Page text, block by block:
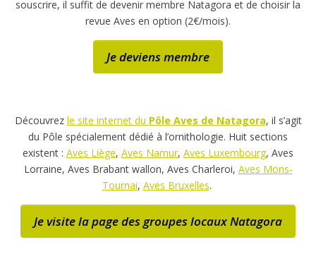
souscrire, il suffit de devenir membre Natagora et de choisir la
revue Aves en option (2€/mois).
Je deviens membre
Découvrez le site internet du Pôle Aves de Natagora, il s’agit
du Pôle spécialement dédié à l’ornithologie. Huit sections
existent : Aves Liège, Aves Namur, Aves Luxembourg, Aves
Lorraine, Aves Brabant wallon, Aves Charleroi, Aves Mons-
Tournai, Aves Bruxelles.
Je visite la page des groupes locaux Natagora